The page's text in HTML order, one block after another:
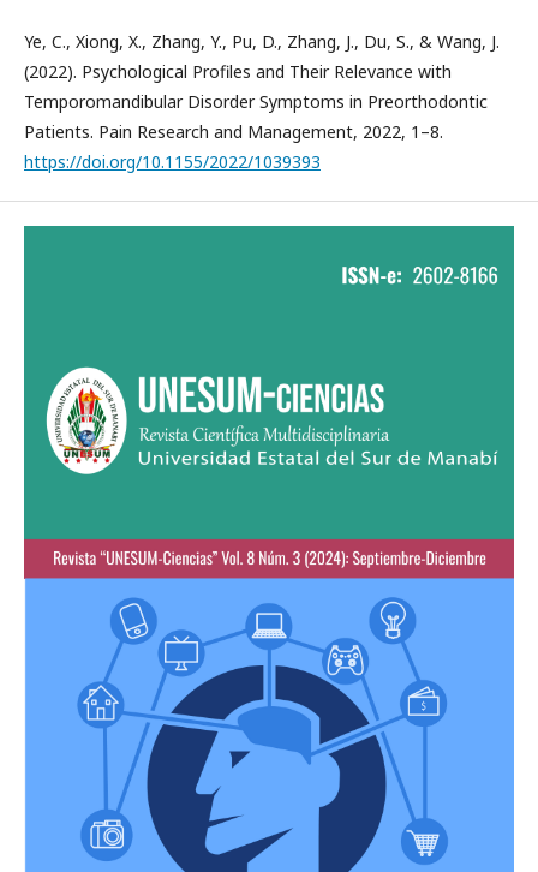
Ye, C., Xiong, X., Zhang, Y., Pu, D., Zhang, J., Du, S., & Wang, J.
(2022). Psychological Profiles and Their Relevance with
Temporomandibular Disorder Symptoms in Preorthodontic
Patients. Pain Research and Management, 2022, 1–8.
https://doi.org/10.1155/2022/1039393